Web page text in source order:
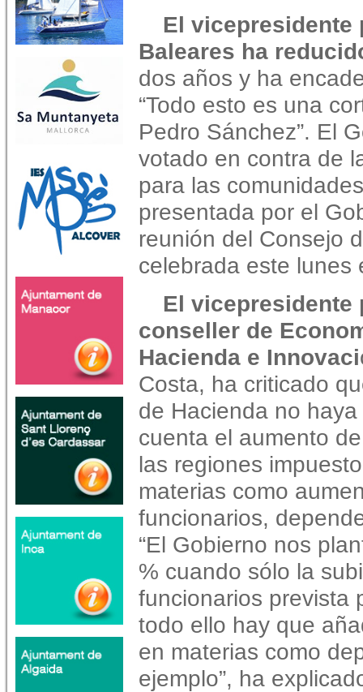
El vicepresidente
Baleares ha
dos años y ha
“Todo esto es una
Pedro Sánchez”. El
votado en contra de
para las
presentada por el
reunión del Consejo
celebrada este lunes
El vicepresidente
conseller de
Hacienda e Innovaci
Costa, ha criticado
de Hacienda no
cuenta el aumento
las regiones
materias como
funcionarios,
“El Gobierno nos
% cuando sólo la
funcionarios prevista
todo ello hay que
en materias como
ejemplo”, ha